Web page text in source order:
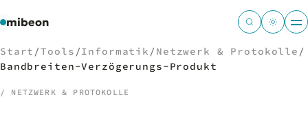
mibeon
Start /Tools /Informatik / Netzwerk & Protokolle /
Bandbreiten-Verzögerungs-Produkt
/ NETZWERK & PROTOKOLLE